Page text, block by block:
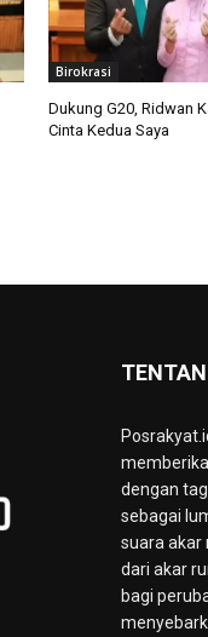
Birokrasi
Dukung G20, Ridwan
Cinta Kedua Saya
dengan
sebagai
suara akar
dari akar
bagi